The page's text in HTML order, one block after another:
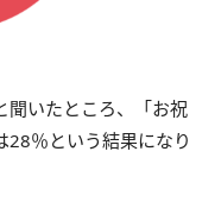
聞いたところ、「お祝
28％という結果になり